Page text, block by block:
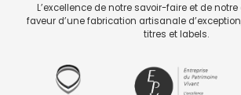
L’excellence de notre savoir-faire et de
faveur d’une fabrication artisanale
titres et labels.